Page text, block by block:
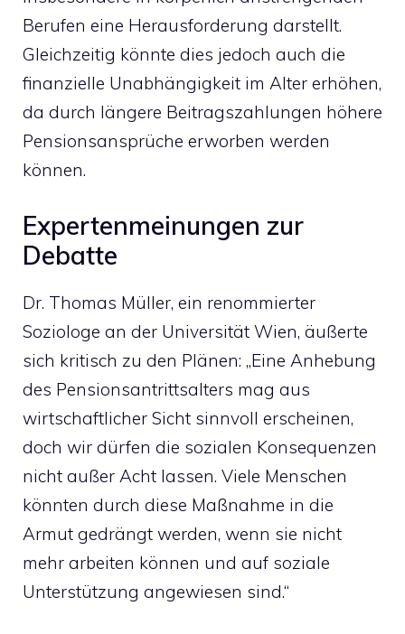
Berufen eine Herausforderung darstellt.
Gleichzeitig könnte dies jedoch auch die
finanzielle Unabhängigkeit im Alter erhöhen,
da durch längere Beitragszahlungen höhere
Pensionsansprüche erworben werden
können.
Expertenmeinungen zur
Debatte
Dr. Thomas Müller, ein renommierter
Soziologe an der Universität Wien, äußerte
sich kritisch zu den Plänen: „Eine Anhebung
des Pensionsantrittsalters mag aus
wirtschaftlicher Sicht sinnvoll erscheinen,
doch wir dürfen die sozialen Konsequenzen
nicht außer Acht lassen. Viele Menschen
könnten durch diese Maßnahme in die
Armut gedrängt werden, wenn sie nicht
mehr arbeiten können und auf soziale
Unterstützung angewiesen sind.“